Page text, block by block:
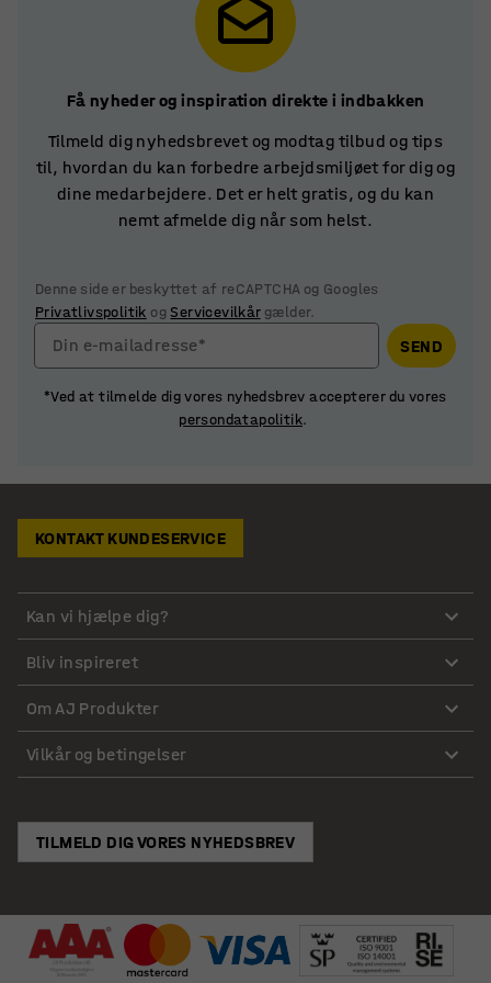
Få nyheder og inspiration direkte i indbakken
Tilmeld dig nyhedsbrevet og modtag tilbud og tips
til, hvordan du kan forbedre arbejdsmiljøet for dig og
dine medarbejdere. Det er helt gratis, og du kan
nemt afmelde dig når som helst.
Denne side er beskyttet af reCAPTCHA og Googles
Privatlivspolitik og Servicevilkårgælder.
Din e-mailadresse* SEND
*Ved at tilmelde dig vores nyhedsbrev accepterer du vores
persondatapolitik.
KONTAKT KUNDESERVICE
Kan vi hjælpe dig?
Bliv inspireret
Om AJ Produkter
Vilkår og betingelser
TILMELD DIG VORES NYHEDSBREV